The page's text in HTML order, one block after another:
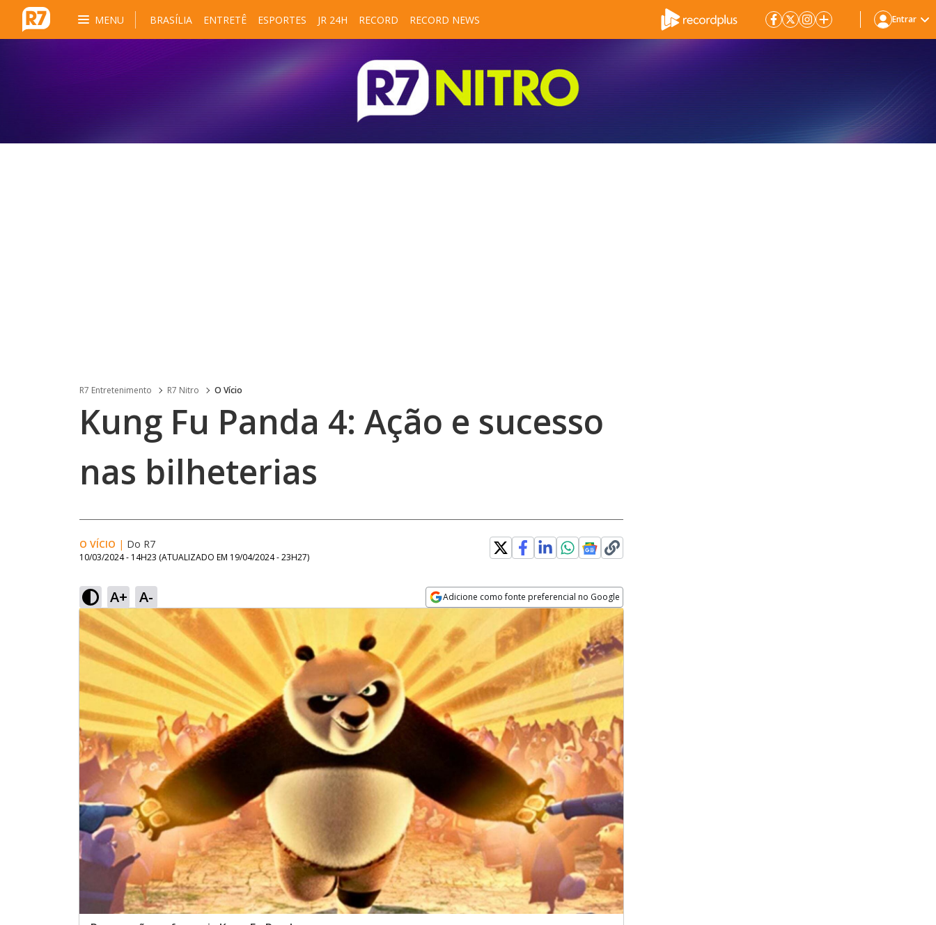
MENU BRASÍLIA ENTRETÊ ESPORTES JR 24H RECORD RECORD NEWS Entrar
R7 Entretenimento R7 Nitro O Vício
Kung Fu Panda 4: Ação e sucesso
nas bilheterias
O VÍCIO | Do R7
10/03/2024 - 14H23 (ATUALIZADO EM 19/04/2024 - 23H27)
A+ A- Adicione como fonte preferencial no Google
Opens in new window